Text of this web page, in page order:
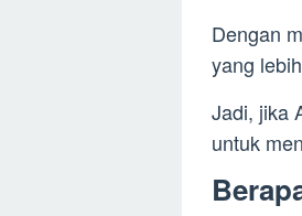
Dengan
yang
Jadi, jika
untuk